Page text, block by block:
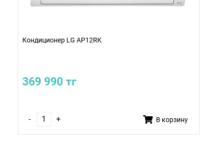
Кондиционер LG AP12RK
369 990 тг
- + В корзину